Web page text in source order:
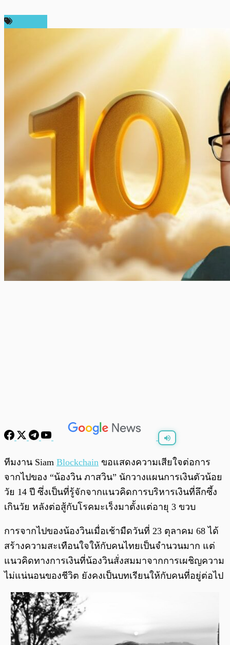
0:00 /
ทีมงาน Siam Blockchain ขอแสดงความเสียใจต่อการ
จากไปของ “น้องวิน ภาสวิน” นักวางแผนการเงินตัวน้อย
วัย 14 ปี ซึ่งเป็นที่รู้จักจากแนวคิดการบริหารเงินที่ลึกซึ้ง
เกินวัย หลังต่อสู้กับโรคมะเร็งมาตั้งแต่อายุ 3 ขวบ
การจากไปของน้องวินเมื่อเช้ามืดวันที่ 23 ตุลาคม 68 ได้
สร้างความสะเทือนใจให้กับคนไทยเป็นจำนวนมาก แต่
แนวคิดทางการเงินที่น้องวินสั่งสมมาจากการเผชิญความ
ไม่แน่นอนของชีวิต ยังคงเป็นบทเรียนให้กับคนที่อยู่ต่อไป